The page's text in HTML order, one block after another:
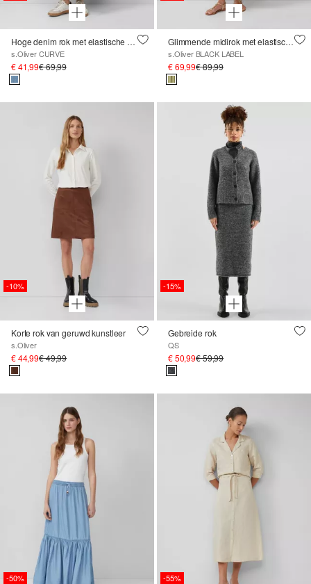
Hoge denim rok met elastische tailleband
s.Oliver CURVE
€ 41,99€ 69,99
Glimmende midirok met elastische tailleband
s.Oliver BLACK LABEL
€ 69,99€ 89,99
-10%
Korte rok van geruwd kunstleer
s.Oliver
€ 44,99€ 49,99
-15%
Gebreide rok
QS
€ 50,99€ 59,99
-50% -55%